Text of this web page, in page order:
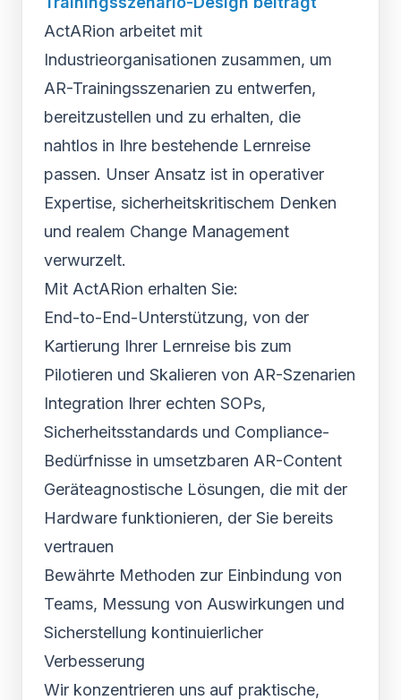
ActARion arbeitet mit
Industrieorganisationen zusammen, um
AR-Trainingsszenarien zu entwerfen,
bereitzustellen und zu erhalten, die
nahtlos in Ihre bestehende Lernreise
passen. Unser Ansatz ist in operativer
Expertise, sicherheitskritischem Denken
und realem Change Management
verwurzelt.
Mit ActARion erhalten Sie:
End-to-End-Unterstützung, von der
Kartierung Ihrer Lernreise bis zum
Pilotieren und Skalieren von AR-Szenarien
Integration Ihrer echten SOPs,
Sicherheitsstandards und Compliance-
Bedürfnisse in umsetzbaren AR-Content
Geräteagnostische Lösungen, die mit der
Hardware funktionieren, der Sie bereits
vertrauen
Bewährte Methoden zur Einbindung von
Teams, Messung von Auswirkungen und
Sicherstellung kontinuierlicher
Verbesserung
Wir konzentrieren uns auf praktische,